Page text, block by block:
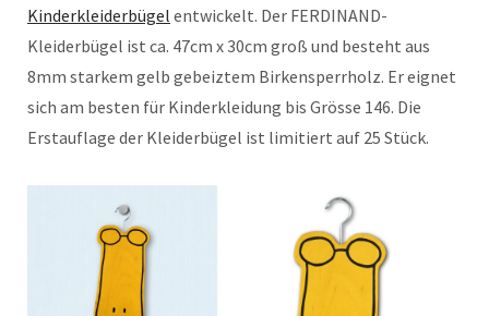
Kinderkleiderbügel entwickelt. Der FERDINAND-
Kleiderbügel ist ca. 47cm x 30cm groß und besteht aus
8mm starkem gelb gebeiztem Birkensperrholz. Er eignet
sich am besten für Kinderkleidung bis Grösse 146. Die
Erstauflage der Kleiderbügel ist limitiert auf 25 Stück.